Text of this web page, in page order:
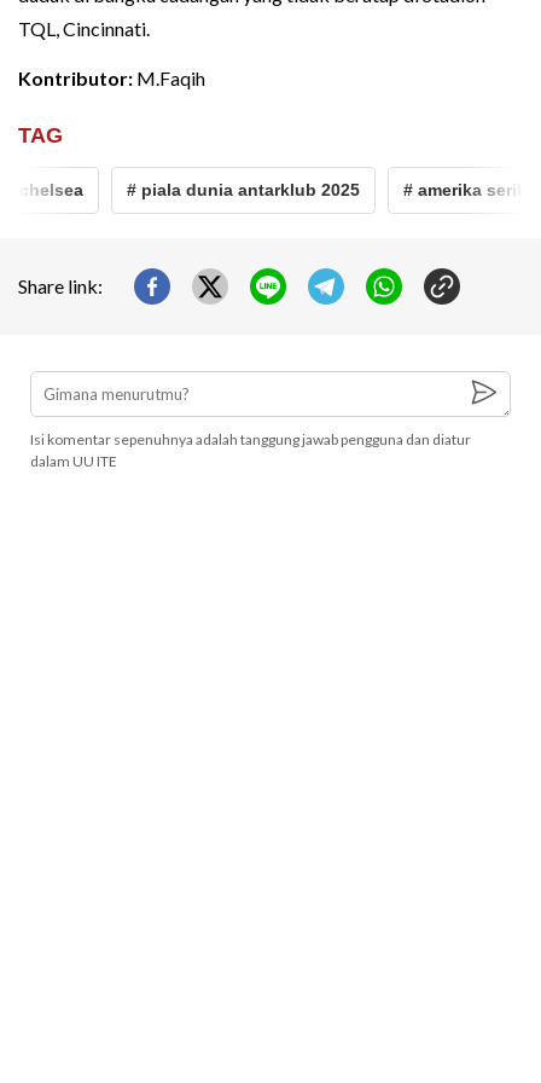
TQL, Cincinnati.
Kontributor: M.Faqih
TAG
chelsea # piala dunia antarklub 2025 # amerika serikat
Share link:
Isi komentar sepenuhnya adalah tanggung jawab pengguna dan diatur
dalam UU ITE